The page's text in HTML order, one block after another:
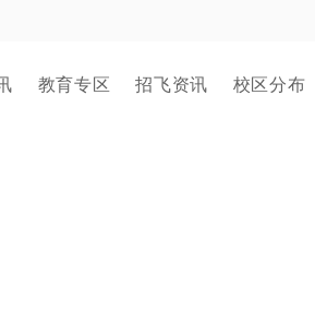
教育专区 招飞资讯 校区分布